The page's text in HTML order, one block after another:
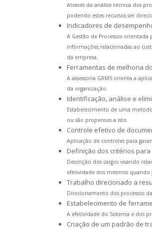
Através da análise técnica dos
podendo estes recursos ser
Indicadores de
A Gestão de Processos orientada
informações relacionadas ao
da empresa.
Ferramentas de melhoria
A assessoria GRMS orienta a
da organização.
Identificação, análise e
Estabelecimento de uma
ou são propensos a isto.
Controle efetivo de
Aplicação de controles para
Definição dos critérios
Descrição dos cargos visando
efetividade dos mesmos quando
Trabalho direcionado a
Direcionamento dos processos
Estabelecimento de
A efetividade do Sistema e dos
Criação de um padrão de